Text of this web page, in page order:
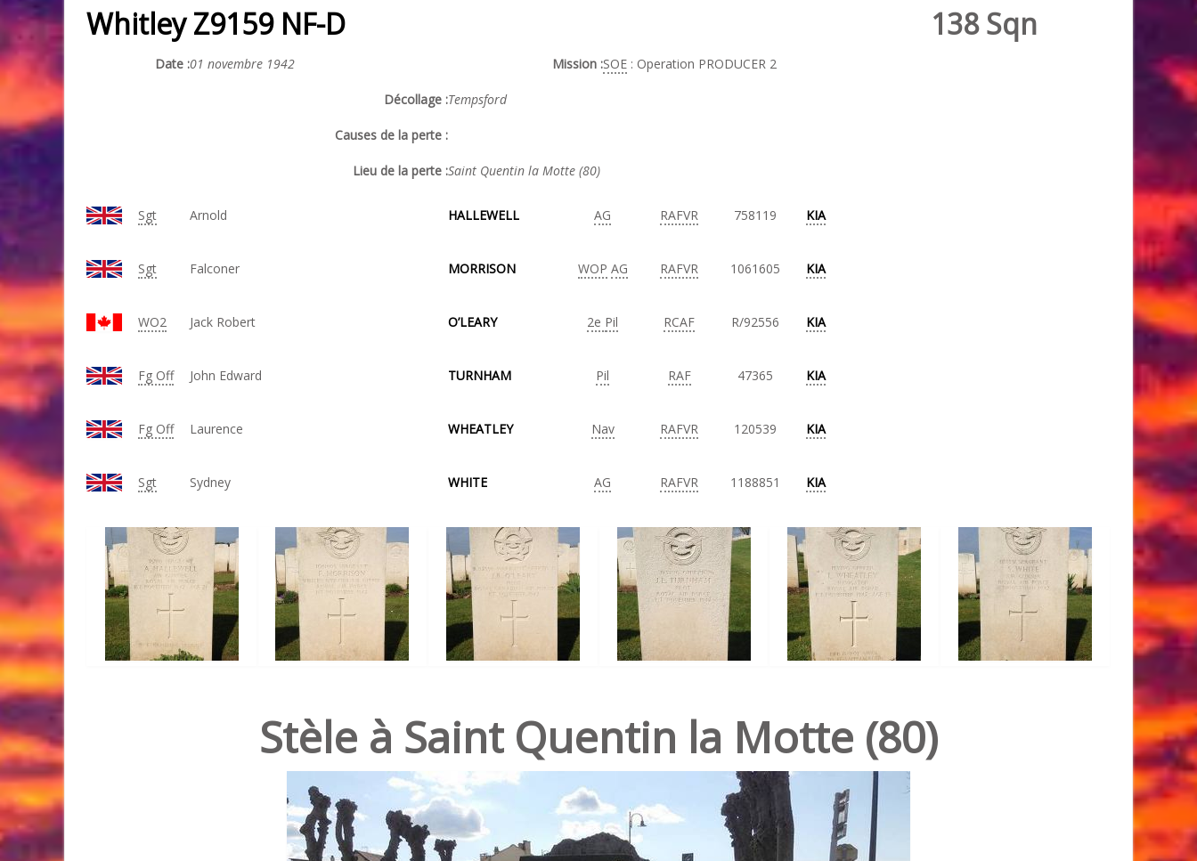
Whitley Z9159 NF-D 138 Sqn
Date :01 novembre 1942 Mission :SOE : Operation PRODUCER 2
Décollage :Tempsford
Causes de la perte :
Lieu de la perte :Saint Quentin la Motte (80)
Sgt Arnold HALLEWELL AG RAFVR 758119 KIA
Sgt Falconer MORRISON WOP AG RAFVR 1061605 KIA
WO2 Jack Robert O’LEARY 2e Pil RCAF R/92556 KIA
Fg Off John Edward TURNHAM Pil RAF 47365 KIA
Fg Off Laurence WHEATLEY Nav RAFVR 120539 KIA
Sgt Sydney WHITE AG RAFVR 1188851 KIA
Stèle à Saint Quentin la Motte (80)